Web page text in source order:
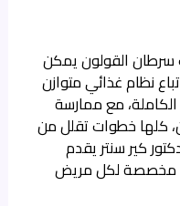
سرطان القولون يمكن
نظام غذائي متوازن
مع ممارسة
كلها خطوات تقلل من
كير سنتر يقدم
مخصصة لكل مريض